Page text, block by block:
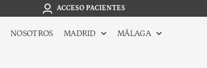
ACCESO PACIENTES
NOSOTROS MADRID MÁLAGA